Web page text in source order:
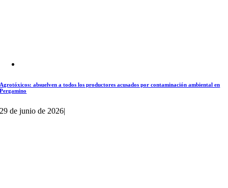
Agrotóxicos: absuelven a todos los productores acusados por contaminación ambiental en
Pergamino
29 de junio de 2026|